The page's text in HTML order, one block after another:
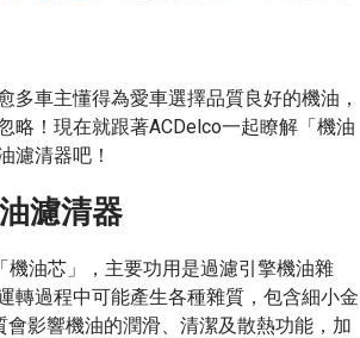
車主懂得為愛車選擇品質良好的機油，
略！現在就跟著ACDelco一起瞭解「機油
濾清器吧！
濾清器
油芯」，主要功用是過濾引擎機油雜
轉過程中可能產生各種雜質，包含細小金
影響機油的潤滑、清潔及散熱功能，加